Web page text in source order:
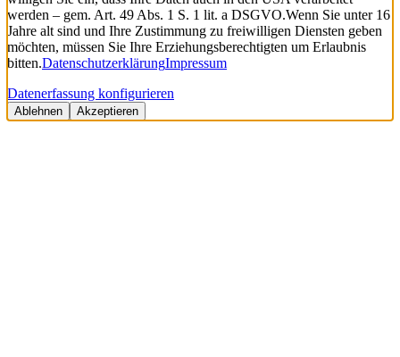
werden – gem. Art. 49 Abs. 1 S. 1 lit. a DSGVO.Wenn Sie unter 16
Jahre alt sind und Ihre Zustimmung zu freiwilligen Diensten geben
möchten, müssen Sie Ihre Erziehungsberechtigten um Erlaubnis
bitten.DatenschutzerklärungImpressum
Datenerfassung konfigurieren
Ablehnen Akzeptieren